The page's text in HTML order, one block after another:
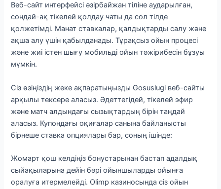
Веб-сайт интерфейсі әзірбайжан тіліне аударылған,
сондай-ақ тікелей қолдау чаты да сол тілде
қолжетімді. Манат ставкалар, қалдықтарды салу және
ақша алу үшін қабылданады. Тұрақсыз ойын процесі
және жиі істен шығу мобильді ойын тәжірибесін бұзуы
мүмкін.
Сіз өзіңіздің жеке ақпаратыңызды Gosuslugi веб-сайты
арқылы тексере аласыз. Әдеттегідей, тікелей эфир
және матч алдындағы сызықтардың бірін таңдай
аласыз. Купондағы оқиғалар санына байланысты
бірнеше ставка опциялары бар, соның ішінде:
Жомарт қош келдіңіз бонустарынан бастап адалдық
сыйақыларына дейін бәрі ойыншыларды ойынға
оралуға итермелейді. Olimp казиносында сіз ойын